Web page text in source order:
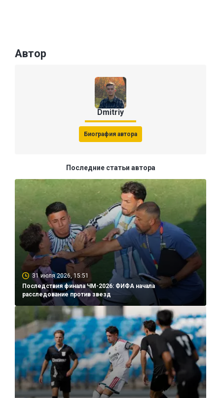
Автор
Dmitriy
Биография автора
Последние статьи автора
31 июля 2026, 15:51
Последствия финала ЧМ-2026: ФИФА начала
расследование против звезд